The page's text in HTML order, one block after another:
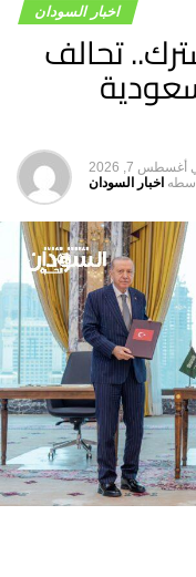
اخبار السودان
تحالف
أغسطس 7, 2026
اخبار السودان